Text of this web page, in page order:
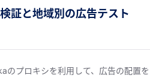
証と地域別の広告テスト
のプロキシを利用して、広告の配置を